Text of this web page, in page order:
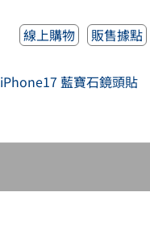
線上購物 販售據點
iPhone17 藍寶石鏡頭貼